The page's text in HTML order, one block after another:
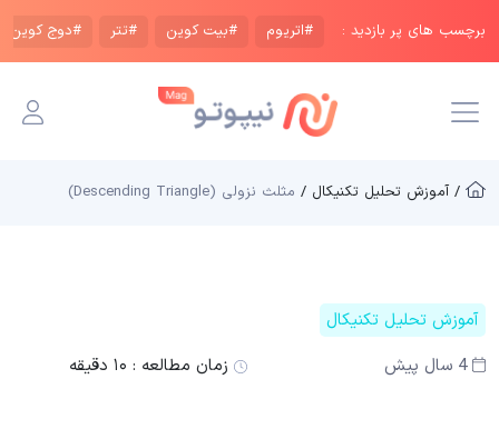
برچسب های پر بازدید : #اتریوم #بیت کوین #تتر #دوج کوین
/ آموزش تحلیل تکنیکال / مثلث نزولی (Descending Triangle)
آموزش تحلیل تکنیکال
4 سال پیش
زمان مطالعه : ۱۰ دقیقه